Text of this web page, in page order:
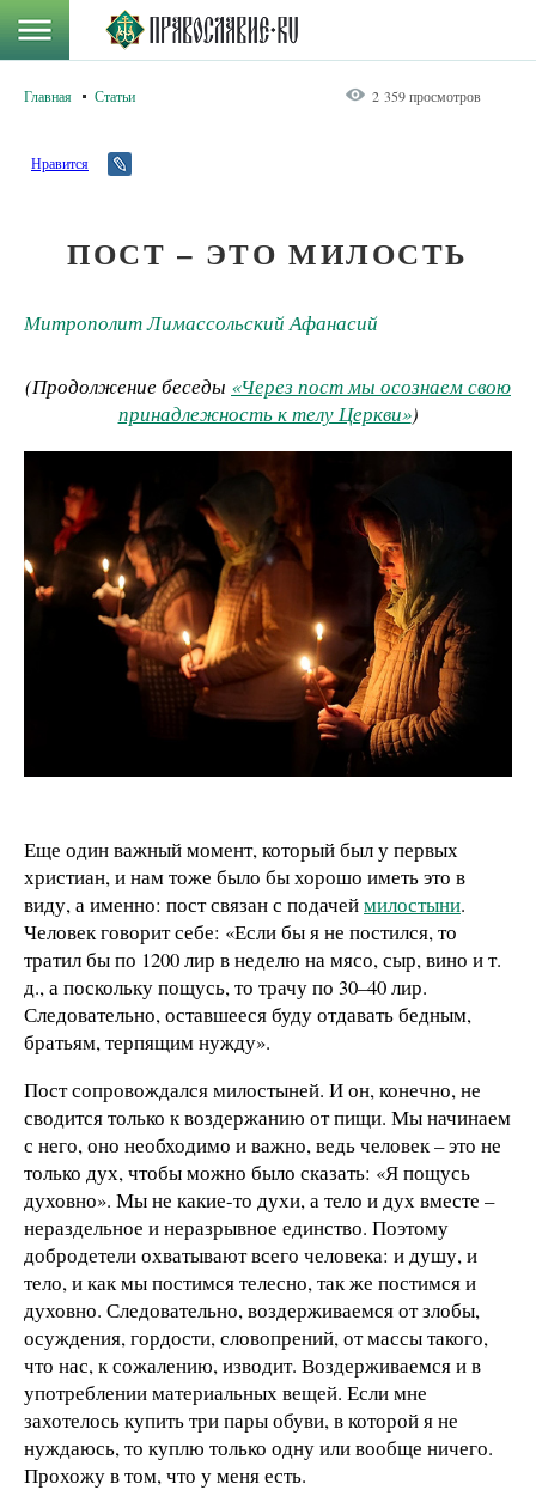
Главная Статьи 2 359 просмотров
Нравится
ПОСТ – ЭТО МИЛОСТЬ
Митрополит Лимассольский Афанасий
(Продолжение беседы «Через пост мы осознаем свою
принадлежность к телу Церкви»)
Еще один важный момент, который был у первых
христиан, и нам тоже было бы хорошо иметь это в
виду, а именно: пост связан с подачеймилостыни.
Человек говорит себе: «Если бы я не постился, то
тратил бы по 1200 лир в неделю на мясо, сыр, вино и т.
д., а поскольку пощусь, то трачу по 30–40 лир.
Следовательно, оставшееся буду отдавать бедным,
братьям, терпящим нужду».
Пост сопровождался милостыней. И он, конечно, не
сводится только к воздержанию от пищи. Мы начинаем
с него, оно необходимо и важно, ведь человек – это не
только дух, чтобы можно было сказать: «Я пощусь
духовно». Мы не какие-то духи, а тело и дух вместе –
нераздельное и неразрывное единство. Поэтому
добродетели охватывают всего человека: и душу, и
тело, и как мы постимся телесно, так же постимся и
духовно. Следовательно, воздерживаемся от злобы,
осуждения, гордости, словопрений, от массы такого,
что нас, к сожалению, изводит. Воздерживаемся и в
употреблении материальных вещей. Если мне
захотелось купить три пары обуви, в которой я не
нуждаюсь, то куплю только одну или вообще ничего.
Прохожу в том, что у меня есть.